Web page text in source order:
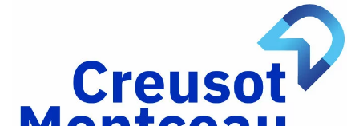
Facebook
Partager
Twitter
Partager
par